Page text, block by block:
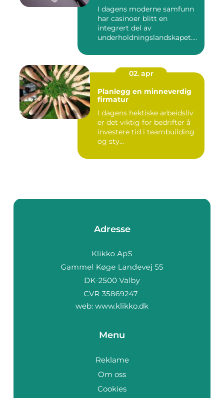
I dagens moderne samfunn
har casinoer blitt en
integrert del av
underholdningslandskapet.
02. apr
Planlegg en minneverdig
firmatur
I dagens hektiske arbeidsliv
er det viktig for bedrifter å
investere tid i teambuilding
og sty...
Adresse
web: www.klikko.dk
Menu
Reklame
Om oss
Cookies